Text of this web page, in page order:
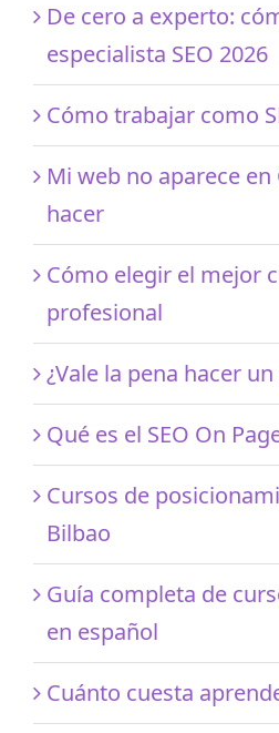
De cero a experto:
especialista SEO 2026
Cómo trabajar como
Mi web no aparece
hacer
Cómo elegir el mejor
profesional
¿Vale la pena hacer
Qué es el SEO On
Cursos de
Bilbao
Guía completa de
en español
Cuánto cuesta